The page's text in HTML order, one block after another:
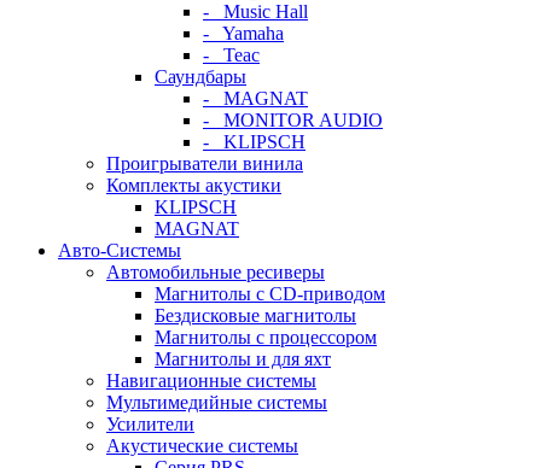
- Music Hall
- Yamaha
- Teac
Саундбары
- MAGNAT
- MONITOR AUDIO
- KLIPSCH
Проигрыватели винила
Комплекты акустики
KLIPSCH
MAGNAT
Авто-Системы
Автомобильные ресиверы
Магнитолы с CD-приводом
Бездисковые магнитолы
Магнитолы с процессором
Магнитолы и для яхт
Навигационные системы
Мультимедийные системы
Усилители
Акустические системы